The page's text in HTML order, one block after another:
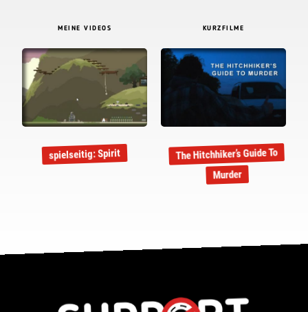
MEINE VIDEOS
spielseitig: Spirit
KURZFILME
The Hitchhiker’s Guide To
Murder